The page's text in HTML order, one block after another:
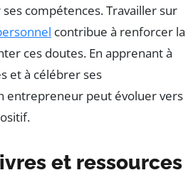
compétences. Travailler sur
contribue à renforcer la
ces doutes. En apprenant à
et à célébrer ses
entrepreneur peut évoluer vers
et ressources